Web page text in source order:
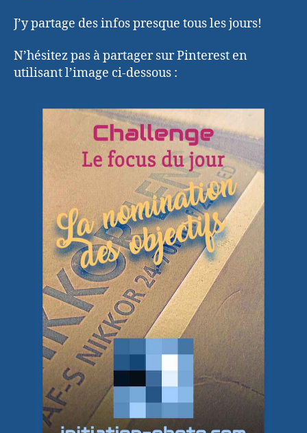
J’y partage des infos presque tous les jours!
N’hésitez pas à partager sur Pinterest en
utilisant l’image ci-dessous :